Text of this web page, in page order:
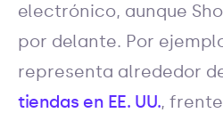
electrónico, aunque
por delante. Por
representa alrededor
tiendas en EE. UU.,